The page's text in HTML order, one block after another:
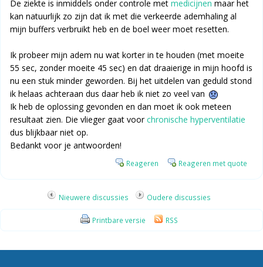
De ziekte is inmiddels onder controle met medicijnen maar het
kan natuurlijk zo zijn dat ik met die verkeerde ademhaling al
mijn buffers verbruikt heb en de boel weer moet resetten.
Ik probeer mijn adem nu wat korter in te houden (met moeite
55 sec, zonder moeite 45 sec) en dat draaierige in mijn hoofd is
nu een stuk minder geworden. Bij het uitdelen van geduld stond
ik helaas achteraan dus daar heb ik niet zo veel van
Ik heb de oplossing gevonden en dan moet ik ook meteen
resultaat zien. Die vlieger gaat voorchronische hyperventilatie
dus blijkbaar niet op.
Bedankt voor je antwoorden!
Reageren Reageren met quote
Nieuwere discussies Oudere discussies
Printbare versie RSS